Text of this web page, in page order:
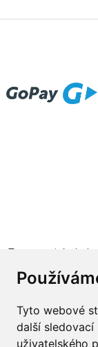
Tyto webové
další sledovací
uživatelského
Tento projekt byl
obchodu v